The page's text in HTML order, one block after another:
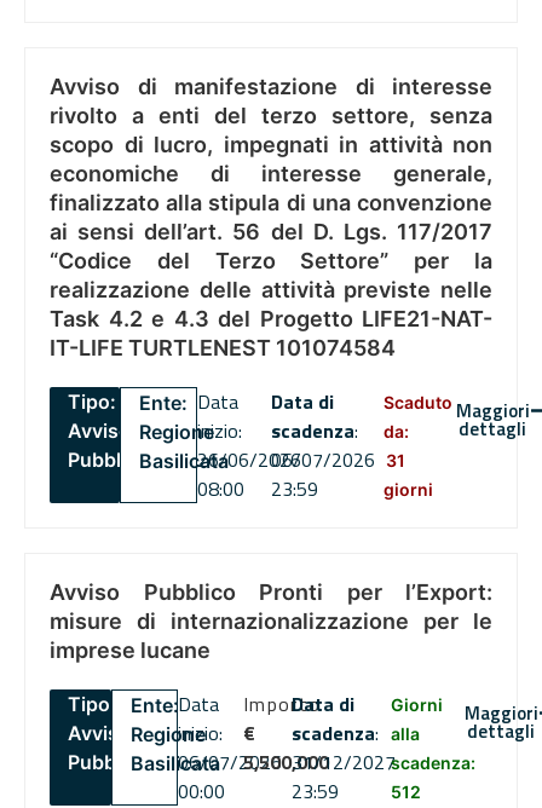
Avviso di manifestazione di interesse
rivolto a enti del terzo settore, senza
scopo di lucro, impegnati in attività non
economiche di interesse generale,
finalizzato alla stipula di una convenzione
ai sensi dell’art. 56 del D. Lgs. 117/2017
“Codice del Terzo Settore” per la
realizzazione delle attività previste nelle
Task 4.2 e 4.3 del Progetto LIFE21-NAT-
IT-LIFE TURTLENEST 101074584
Tipo:
Avviso
Pubblico
Ente:
Regione
Basilicata
Data
inizio:
26/06/2026
08:00
Data di
scadenza:
06/07/2026
23:59
Scaduto
da:
31
giorni
Maggiori
dettagli
Avviso Pubblico Pronti per l’Export:
misure di internazionalizzazione per le
imprese lucane
Tipo:
Avviso
Pubblico
Ente:
Regione
Basilicata
Data
inizio:
06/07/2026
00:00
Importo
€
5,500,000
Data di
scadenza:
31/12/2027
23:59
Giorni
alla
scadenza:
512
Maggiori
dettagli